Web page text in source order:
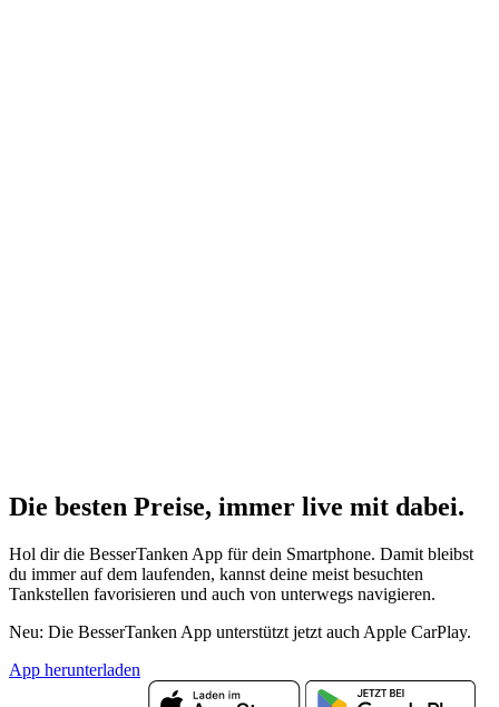
Die besten Preise, immer live mit dabei.
Hol dir die BesserTanken App für dein Smartphone. Damit bleibst
du immer auf dem laufenden, kannst deine meist besuchten
Tankstellen favorisieren und auch von unterwegs navigieren.
Neu: Die BesserTanken App unterstützt jetzt auch Apple CarPlay.
App herunterladen